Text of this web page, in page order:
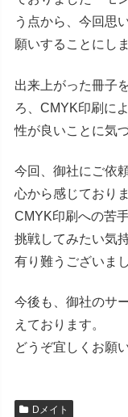
う点から、今回思
願いすることにし
出来上がった冊子
ろ、CMYK印刷に
性が良いことに気
今回、御社にご依
心から感じておりま
CMYK印刷への苦
挑戦してみたい気
有り難うございまし
今後も、御社のサ
えております。
どうぞ宜しくお願
Dメイト